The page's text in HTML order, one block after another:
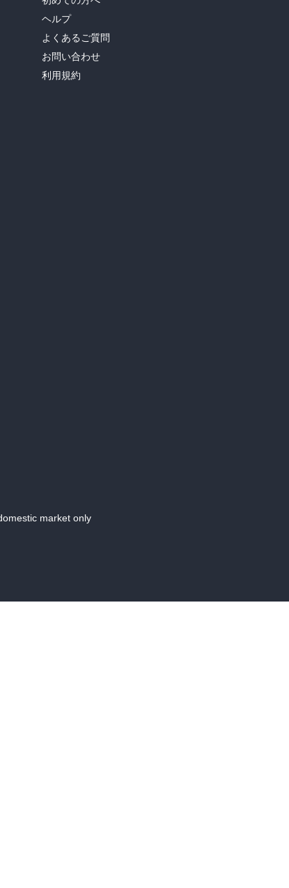
ヘルプ
よくあるご質問
お問い合わせ
利用規約
market only